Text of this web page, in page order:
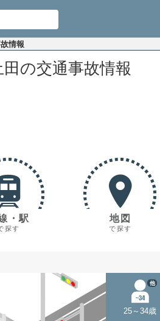
情報
の交通事故情報
・駅
探す
地図
で探す
25～34歳
他